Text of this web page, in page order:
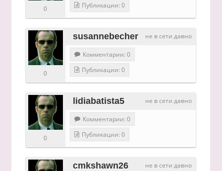
0
Публикации: 0
не в сети давно
susannebecher
0
Комментарии: 0
Публикации: 0
не в сети давно
lidiabatista5
0
Комментарии: 0
Публикации: 0
не в сети давно
cmkshawn26